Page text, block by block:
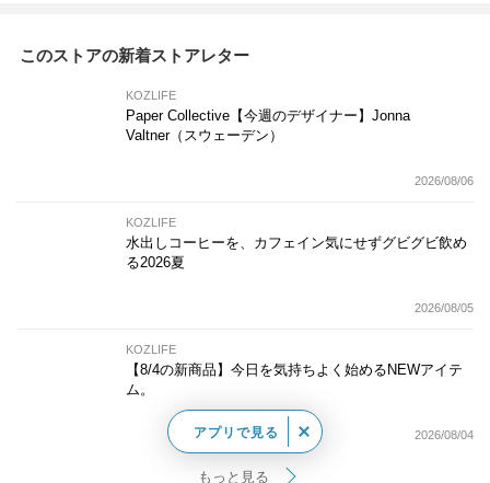
このストアの新着ストアレター
KOZLIFE
Paper Collective【今週のデザイナー】Jonna
Valtner（スウェーデン）
2026/08/06
KOZLIFE
水出しコーヒーを、カフェイン気にせずグビグビ飲め
る2026夏
2026/08/05
KOZLIFE
【8/4の新商品】今日を気持ちよく始めるNEWアイテ
ム。
2026/08/04
もっと見る
アプリで見る